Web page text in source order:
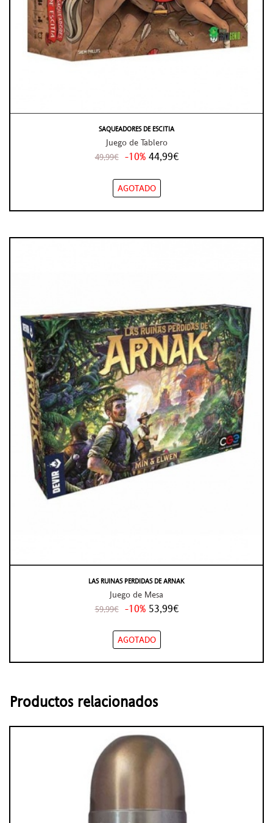
SAQUEADORES DE ESCITIA
Juego de Tablero
49,99€ -10% 44,99€
AGOTADO
LAS RUINAS PERDIDAS DE ARNAK
Juego de Mesa
59,99€ -10% 53,99€
AGOTADO
Productos relacionados